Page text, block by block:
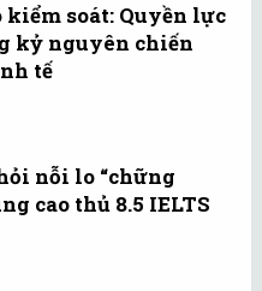
kiểm soát: Quyền lực
kỷ nguyên chiến
tế
nỗi lo “chững
cao thủ 8.5 IELTS